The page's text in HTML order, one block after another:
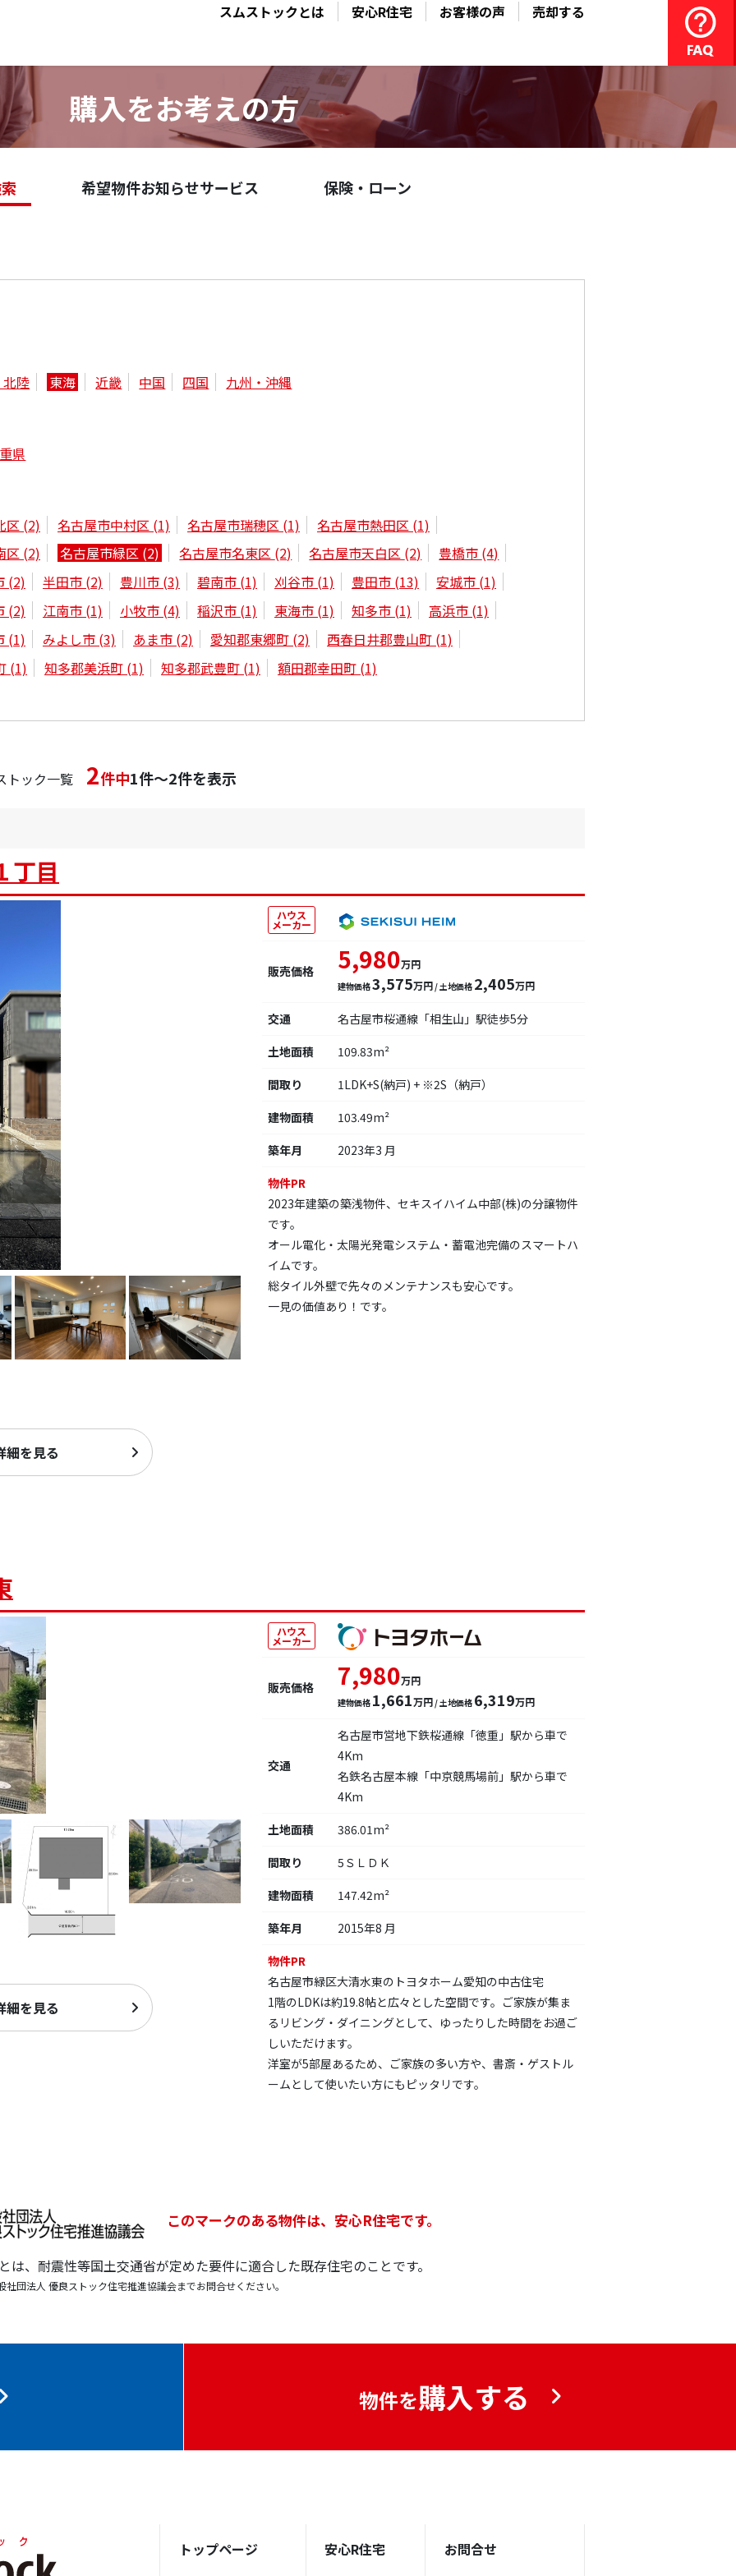
スムストックとは 安心R住宅 お客様の声 売却する
購入をお考えの方
希望物件お知らせサービス 保険・ローン
陸 東海 近畿 中国 四国 九州・沖縄
県
区 (2) 名古屋市中村区 (1) 名古屋市瑞穂区 (1) 名古屋市熱田区 (1)
区 (2) 名古屋市緑区 (2) 名古屋市名東区 (2) 名古屋市天白区 (2) 豊橋市 (4)
(2) 半田市 (2) 豊川市 (3) 碧南市 (1) 刈谷市 (1) 豊田市 (13) 安城市 (1)
(2) 江南市 (1) 小牧市 (4) 稲沢市 (1) 東海市 (1) 知多市 (1) 高浜市 (1)
(1) みよし市 (3) あま市 (2) 愛知郡東郷町 (2) 西春日井郡豊山町 (1)
(1) 知多郡美浜町 (1) 知多郡武豊町 (1) 額田郡幸田町 (1)
トック一覧 2件中1件～2件を表示
丁目
細を見る
ハウス
メーカー
販売価格 5,980万円
建物価格3,575万円 / 土地価格 2,405万円
交通
名古屋市桜通線「相生山」駅徒歩5分
土地面積
109.83m²
間取り
1LDK+S(納戸) + ※2S（納戸）
建物面積
103.49m²
築年月
2023年3 月
物件PR
2023年建築の築浅物件、セキスイハイム中部(株)の分譲物件
です。
オール電化・太陽光発電システム・蓄電池完備のスマートハ
イムです。
総タイル外壁で先々のメンテナンスも安心です。
一見の価値あり！です。
細を見る
ハウス
メーカー
販売価格 7,980万円
建物価格 1,661万円 / 土地価格 6,319万円
交通
名古屋市営地下鉄桜通線「徳重」駅から車で
4Km
名鉄名古屋本線「中京競馬場前」駅から車で
4Km
土地面積
386.01m²
間取り
5ＳＬＤＫ
建物面積
147.42m²
築年月
2015年8 月
物件PR
名古屋市緑区大清水東のトヨタホーム愛知の中古住宅
1階のLDKは約19.8帖と広々とした空間です。ご家族が集ま
るリビング・ダイニングとして、ゆったりした時間をお過ご
しいただけます。
洋室が5部屋あるため、ご家族の多い方や、書斎・ゲストル
ームとして使いたい方にもピッタリです。
このマークのある物件は、安心R住宅です。
は、耐震性等国土交通省が定めた要件に適合した既存住宅のことです。
団法人 優良ストック住宅推進協議会までお問合せください。
物件を購入する
トップページ 安心R住宅 お問合せ